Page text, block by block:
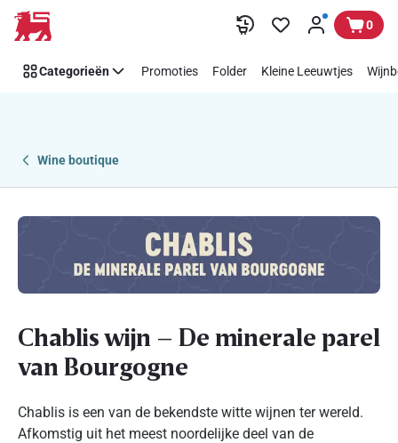
Overslaan 0
Categorieën Promoties Folder Kleine Leeuwtjes
Wine boutique
Chablis wijn – De minerale parel
van Bourgogne
Chablis is een van de bekendste witte wijnen ter wereld.
Afkomstig uit het meest noordelijke deel van de